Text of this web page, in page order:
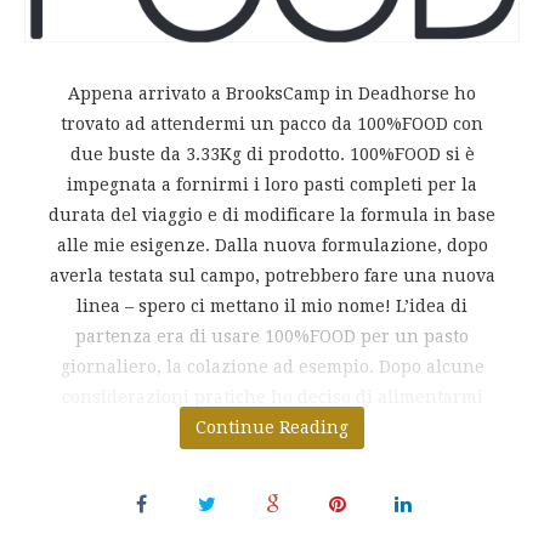
Appena arrivato a BrooksCamp in Deadhorse ho
trovato ad attendermi un pacco da 100%FOOD con
due buste da 3.33Kg di prodotto. 100%FOOD si è
impegnata a fornirmi i loro pasti completi per la
durata del viaggio e di modificare la formula in base
alle mie esigenze. Dalla nuova formulazione, dopo
averla testata sul campo, potrebbero fare una nuova
linea – spero ci mettano il mio nome! L’idea di
partenza era di usare 100%FOOD per un pasto
giornaliero, la colazione ad esempio. Dopo alcune
quasi
Continue Reading